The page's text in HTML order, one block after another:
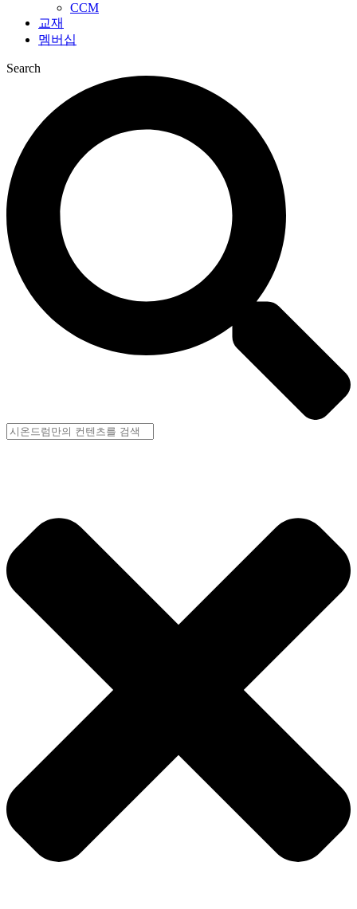
CCM
교재
멤버십
Search